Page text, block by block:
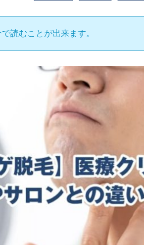
読むことが出来ます。